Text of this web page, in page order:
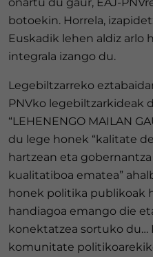
botoekin. Horrela,
Euskadik lehen aldiz arlo
integrala izango du.
Legebiltzarreko
PNVko legebiltzarkideak
“LEHENENGO MAILAN
du lege honek “kalitate
hartzean eta
kualitatiboa ematea”
honek politika publikoak
handiagoa emango die
konektatzea sortuko du…
komunitate